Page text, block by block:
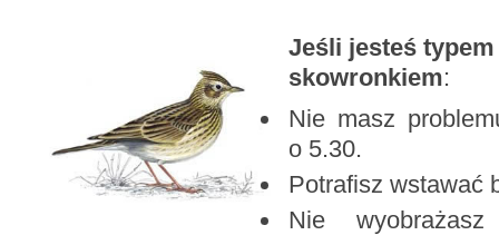
Jeśli jesteś
skowronkiem:
Nie masz
o 5.30.
Potrafisz wstawać
Nie